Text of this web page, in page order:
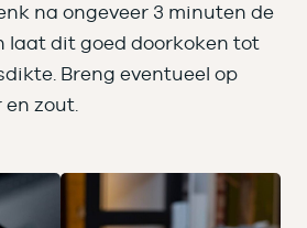
na ongeveer 3 minuten de
laat dit goed doorkoken tot
Breng eventueel op
en zout.